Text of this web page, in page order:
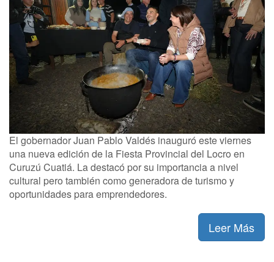
El gobernador Juan Pablo Valdés inauguró este viernes
una nueva edición de la Fiesta Provincial del Locro en
Curuzú Cuatiá. La destacó por su importancia a nivel
cultural pero también como generadora de turismo y
oportunidades para emprendedores.
Leer Más